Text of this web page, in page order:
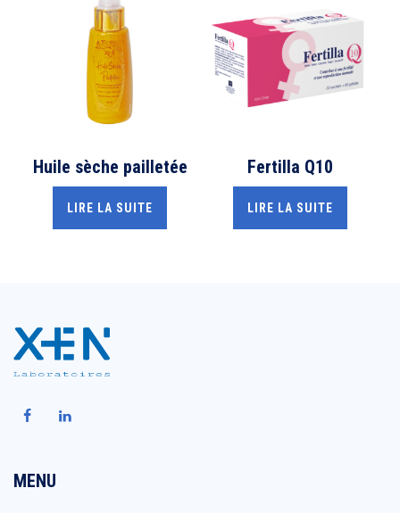
Huile sèche pailletée
LIRE LA SUITE
Fertilla Q10
LIRE LA SUITE
MENU